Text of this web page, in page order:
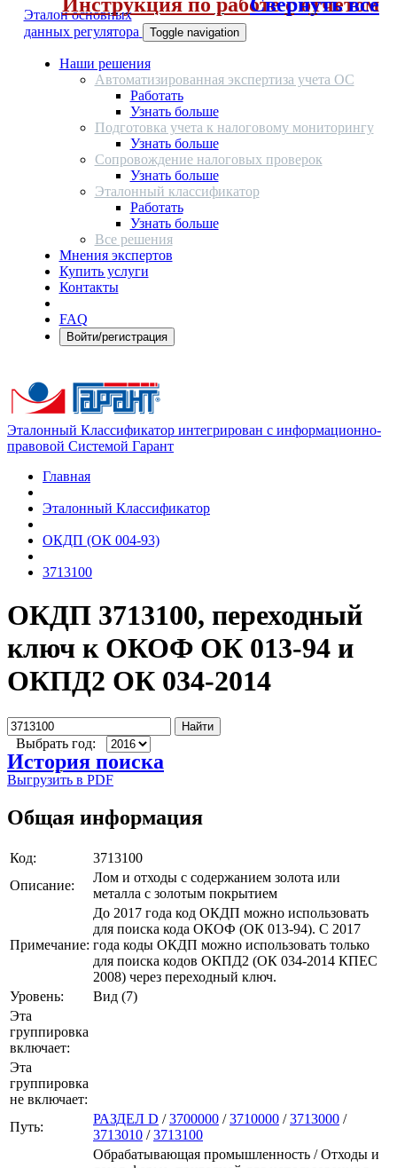
Эталон основных
данных регулятора
Toggle navigation
Наши решения
Автоматизированная экспертиза учета ОС
Работать
Узнать больше
Подготовка учета к налоговому мониторингу
Узнать больше
Сопровождение налоговых проверок
Узнать больше
Эталонный классификатор
Работать
Узнать больше
Все решения
Мнения экспертов
Купить услуги
Контакты
FAQ
Войти/регистрация
Эталонный Классификатор интегрирован с информационно-
правовой Системой Гарант
Главная
Эталонный Классификатор
ОКДП (ОК 004-93)
3713100
ОКДП 3713100, переходный
ключ к ОКОФ ОК 013-94 и
ОКПД2 ОК 034-2014
Найти
Выбрать год:
История поиска
Выгрузить в PDF
Общая информация
Код:
3713100
Описание:
Лом и отходы с содержанием золота или
металла с золотым покрытием
Примечание:
До 2017 года код ОКДП можно использовать
для поиска кода ОКОФ (ОК 013-94). C 2017
года коды ОКДП можно использовать только
для поиска кодов ОКПД2 (ОК 034-2014 КПЕС
2008) через переходный ключ.
Уровень:
Вид (7)
Эта
группировка
включает:
Эта
группировка
не включает:
Путь:
РАЗДЕЛ D /3700000 /3710000 /3713000 /
3713010 /3713100
Обрабатывающая промышленность / Отходы и